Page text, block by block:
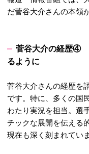
だ菅谷大介さんの本領
菅谷大介の経歴④
るように
菅谷大介さんの経歴を
です。特に、多くの国
わたり実況を担当。 選
チックな展開を伝える
現在も深く刻まれていま